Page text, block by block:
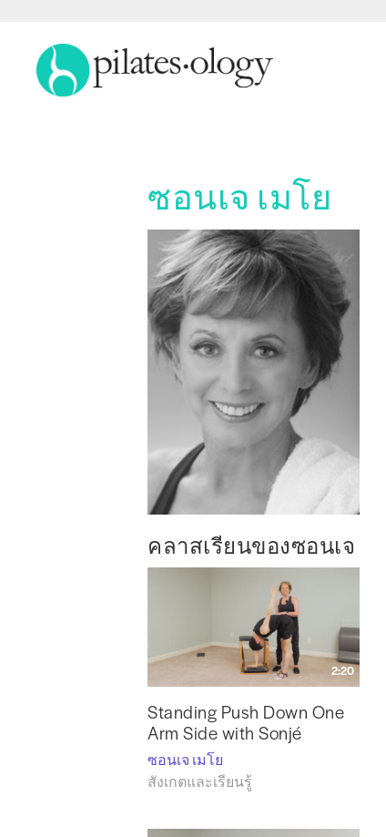
ซอนเจ เมโย
คลาสเรียนของซอนเจ
2:20
Standing Push Down One
Arm Side with Sonjé
ซอนเจ เมโย
สังเกตและเรียนรู้